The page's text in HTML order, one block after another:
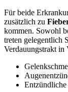
Für beide
zusätzlich zu
kommen. Sowohl
treten gelegentlich
Verdauungstrakt in
Entzündliche